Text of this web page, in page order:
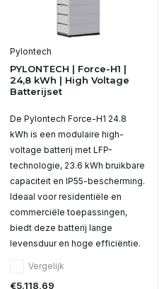
Pylontech
PYLONTECH | Force-H1 |
24,8 kWh | High Voltage
Batterijset
De Pylontech Force-H1 24.8
kWh is een modulaire high-
voltage batterij met LFP-
technologie, 23.6 kWh bruikbare
capaciteit en IP55-bescherming.
Ideaal voor residentiële en
commerciële toepassingen,
biedt deze batterij lange
levensduur en hoge efficiëntie.
Vergelijk
€5.118,69